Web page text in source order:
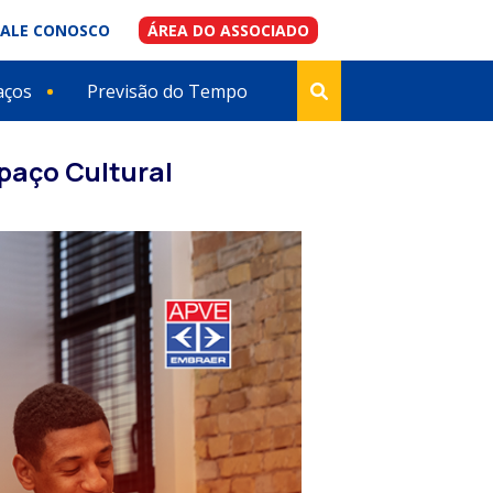
CONOSCO ÁREA DO ASSOCIADO
Previsão do Tempo
Cultural